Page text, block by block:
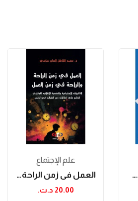
علم الإجتماع
العمل في زمن الراحة والراحة في زمن العمل
20.00 د.ت.‏
موسوعة الغوص في حصاد براديم